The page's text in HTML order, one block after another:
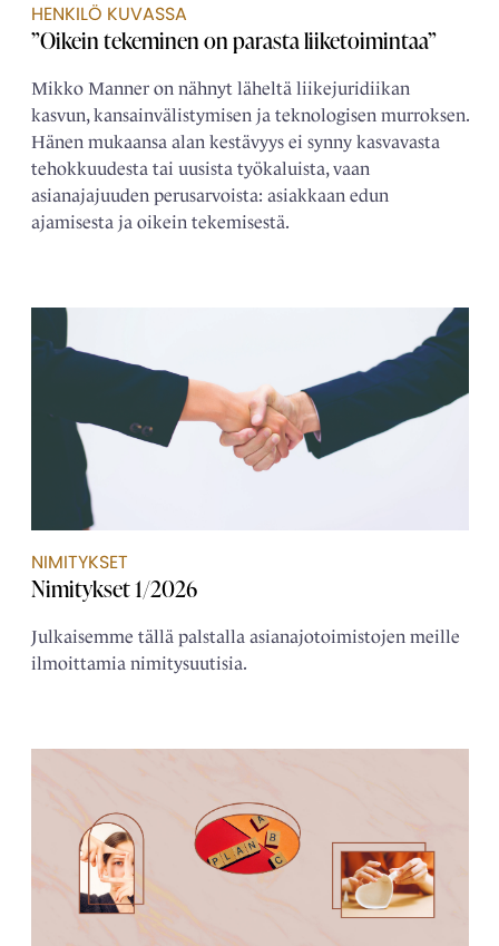
HENKILÖ KUVASSA
”Oikein tekeminen on parasta liiketoimintaa”
Mikko Manner on nähnyt läheltä liikejuridiikan
kasvun, kansainvälistymisen ja teknologisen murroksen.
Hänen mukaansa alan kestävyys ei synny kasvavasta
tehokkuudesta tai uusista työkaluista, vaan
asianajajuuden perusarvoista: asiakkaan edun
ajamisesta ja oikein tekemisestä.
NIMITYKSET
Nimitykset 1/2026
Julkaisemme tällä palstalla asianajotoimistojen meille
ilmoittamia nimitysuutisia.